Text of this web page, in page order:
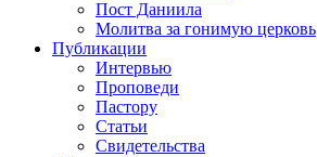
Пост Даниила
Молитва за гонимую церковь
Публикации
Интервью
Проповеди
Пастору
Статьи
Свидетельства